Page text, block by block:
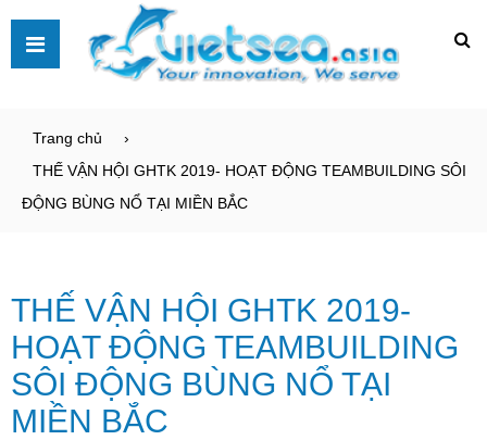
Trang chủ
THẾ VẬN HỘI GHTK 2019- HOẠT ĐỘNG TEAMBUILDING SÔI
ĐỘNG BÙNG NỔ TẠI MIỀN BẮC
THẾ VẬN HỘI GHTK 2019-
HOẠT ĐỘNG TEAMBUILDING
SÔI ĐỘNG BÙNG NỔ TẠI
MIỀN BẮC